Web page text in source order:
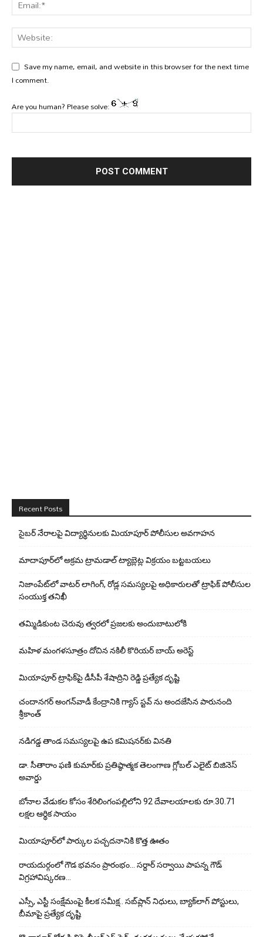
Save my name, email, and website in this browser for the next time
I comment.
Are you human? Please solve:
Recent Posts
సైబర్ నేరాలపై విద్యార్థినులకు మియాపూర్ పోలీసుల అవగాహన
మాదాపూర్‌లో అక్రమ ట్రామడాల్ ట్యాబ్లెట్ల విక్రయం బట్టబయలు
నిజాంపేట్‌లో వాటర్ లాగింగ్, రోడ్ల సమస్యలపై అధికారులతో ట్రాఫిక్ పోలీసుల
సంయుక్త తనిఖీ
తమ్మిడికుంట చెరువు త్వరలో ప్రజలకు అందుబాటులోకి
మహిళ మంగళసూత్రం దోచిన నకిలీ కొరియర్ బాయ్ అరెస్ట్
మియాపూర్ ట్రాఫిక్‌పై డీసీపీ శేషాద్రిని రెడ్డి ప్రత్యేక దృష్టి
చందానగర్ అంగన్‌వాడీ కేంద్రానికి గ్యాస్ స్టవ్ ను అందజేసిన పారునంది
శ్రీకాంత్
నడిగడ్డ తాండ సమస్యలపై ఉప కమిషనర్‌కు వినతి
డా. సీతారాం ఫణి కుమార్‌కు ప్రతిష్ఠాత్మక తెలంగాణ గ్లోబల్ ఎలైట్ బిజినెస్
అవార్డు
బోనాల వేడుకల కోసం శేరిలింగంపల్లిలోని 92 దేవాలయాలకు రూ.30.71
లక్షల ఆర్థిక సాయం
మియాపూర్‌లో పార్కుల పచ్చదనానికి కొత్త ఊతం
రాయదుర్గంలో గౌడ భవనం ప్రారంభం… సర్దార్ సర్వాయి పాపన్న గౌడ్
విగ్రహావిష్కరణ…
ఎస్సీ, ఎస్టీ సంక్షేమంపై కీలక సమీక్ష.. సబ్‌ప్లాన్ నిధులు, బ్యాక్‌లాగ్ పోస్టులు,
బీమాపై ప్రత్యేక దృష్టి